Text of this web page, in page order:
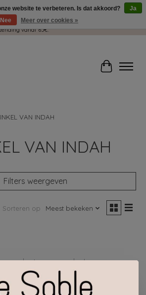
kadootjes GRATIS in! Duid dit zeker aan in je
vanaf 65€.
VAN INDAH
VAN INDAH
Filters weergeven
Sorteren op Meest bekeken
producten gevonden!
website te verbeteren. Is dat akkoord?
Ja
Nee
Meer over cookies »